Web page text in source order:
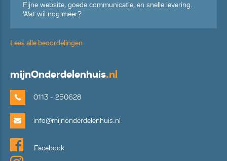
Fijne website, goede communicatie, en snelle levering.
Wat wil nog meer?
Lees alle beoordelingen
mijnOnderdelenhuis.nl
0113 - 250628
info@mijnonderdelenhuis.nl
Facebook